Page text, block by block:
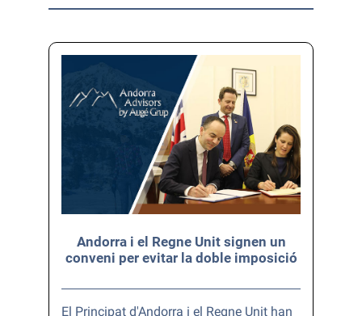
Andorra i el Regne Unit signen un
conveni per evitar la doble imposició
El Principat d'Andorra i el Regne Unit han